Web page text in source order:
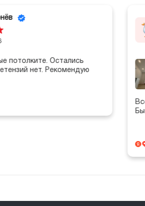
потолките. Остались
нет. Рекомендую